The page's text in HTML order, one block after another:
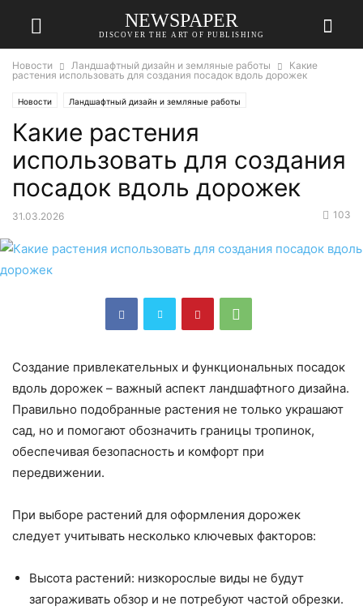
NEWSPAPER
DISCOVER THE ART OF PUBLISHING
Новости Ландшафтный дизайн и земляные работы
Какие
растения использовать для создания посадок вдоль дорожек
Новости Ландшафтный дизайн и земляные работы
Какие растения
использовать для создания
посадок вдоль дорожек
31.03.2026 103
Создание привлекательных и функциональных посадок
вдоль дорожек – важный аспект ландшафтного дизайна.
Правильно подобранные растения не только украшают
сад, но и помогают обозначить границы тропинок,
обеспечивая безопасность и комфорт при
передвижении.
При выборе растений для оформления дорожек
следует учитывать несколько ключевых факторов:
Высота растений: низкорослые виды не будут
загораживать обзор и не потребуют частой обрезки.